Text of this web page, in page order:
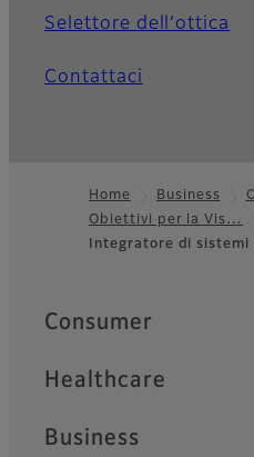
Selettore dell’ottica
Contattaci
Footer
Home Business
Obiettivi per la Vis…
Integratore di sistemi
Quick Links
Consumer
Healthcare
Business